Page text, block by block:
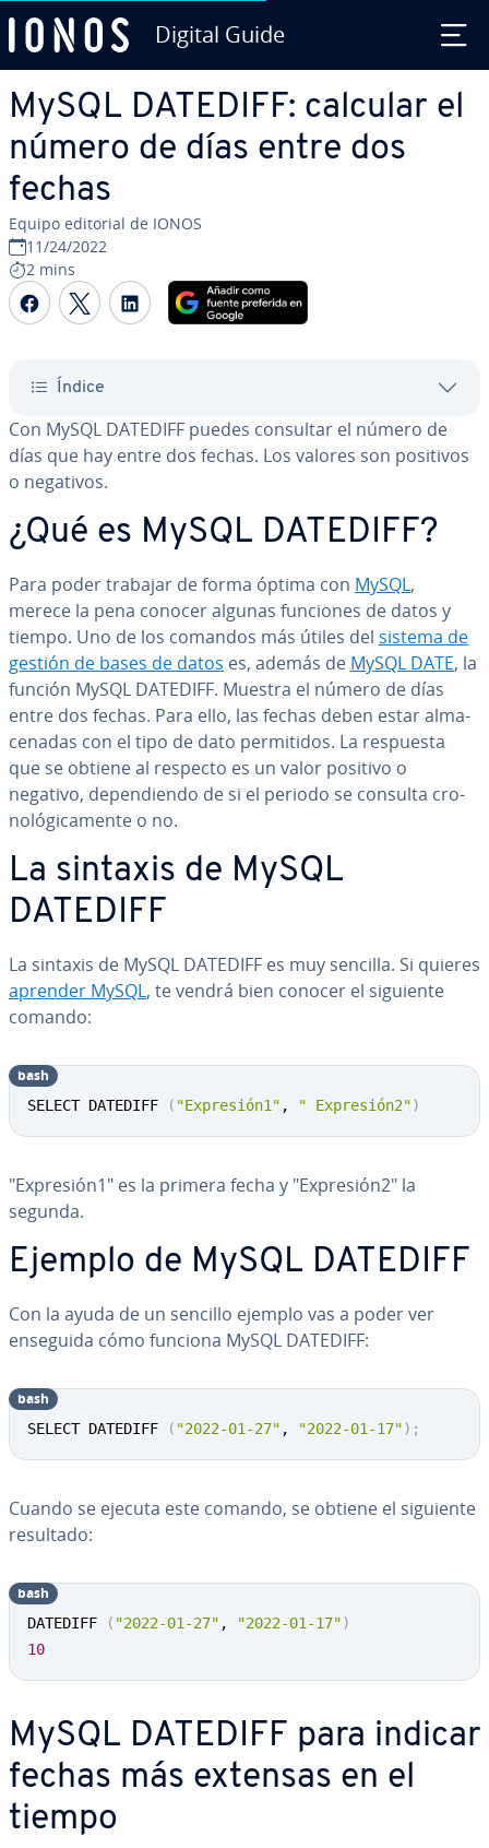
Digital Guide
MySQL DATEDIFF: calcular el
número de días entre dos
fechas
Equipo editorial de IONOS
11/24/2022
2 mins
Compartir Facebook
Compartir Twitter
Compartir LinkedIn
Índice
Con MySQL DATEDIFF puedes consultar el número de
días que hay entre dos fechas. Los valores son positivos
o negativos.
¿Qué es MySQL DATEDIFF?
Para poder trabajar de forma óptima con MySQL,
merece la pena conocer algunas funciones de datos y
tiempo. Uno de los comandos más útiles del sistema de
gestión de bases de datos es, además de MySQL DATE, la
función MySQL DATEDIFF. Muestra el número de días
entre dos fechas. Para ello, las fechas deben estar al­ma­
ce­na­das con el tipo de dato pe­r­mi­ti­dos. La respuesta
que se obtiene al respecto es un valor positivo o
negativo, de­pe­n­die­n­do de si el periodo se consulta cro­
no­ló­gi­ca­me­n­te o no.
La sintaxis de MySQL
DATEDIFF
La sintaxis de MySQL DATEDIFF es muy sencilla. Si quieres
aprender MySQL, te vendrá bien conocer el siguiente
comando:
SELECT DATEDIFF ( "Expresión1" , " Expresión2")
bash
"Expresión1" es la primera fecha y "Expresión2" la
segunda.
Ejemplo de MySQL DATEDIFF
Con la ayuda de un sencillo ejemplo vas a poder ver
enseguida cómo funciona MySQL DATEDIFF:
SELECT DATEDIFF ( "2022-01-27" , "2022-01-17") ;
bash
Cuando se ejecuta este comando, se obtiene el siguiente
resultado:
DATEDIFF ( "2022-01-27" , "2022-01-17")
10
bash
MySQL DATEDIFF para indicar
fechas más extensas en el
tiempo